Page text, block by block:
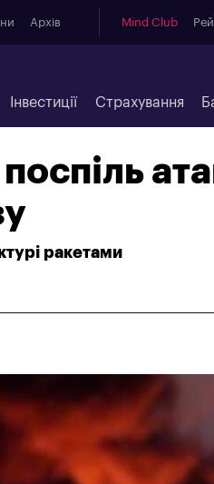
Архів Mind Club
Інвестиції Страхування
ракетами